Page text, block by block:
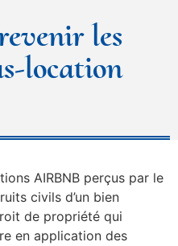
les
location
AIRBNB perçus par le
civils d’un bien
de propriété qui
en application des